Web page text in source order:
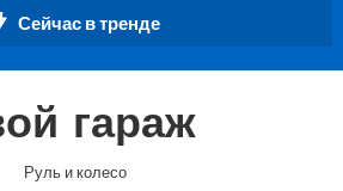
Сейчас в тренде
гараж
Руль и колесо